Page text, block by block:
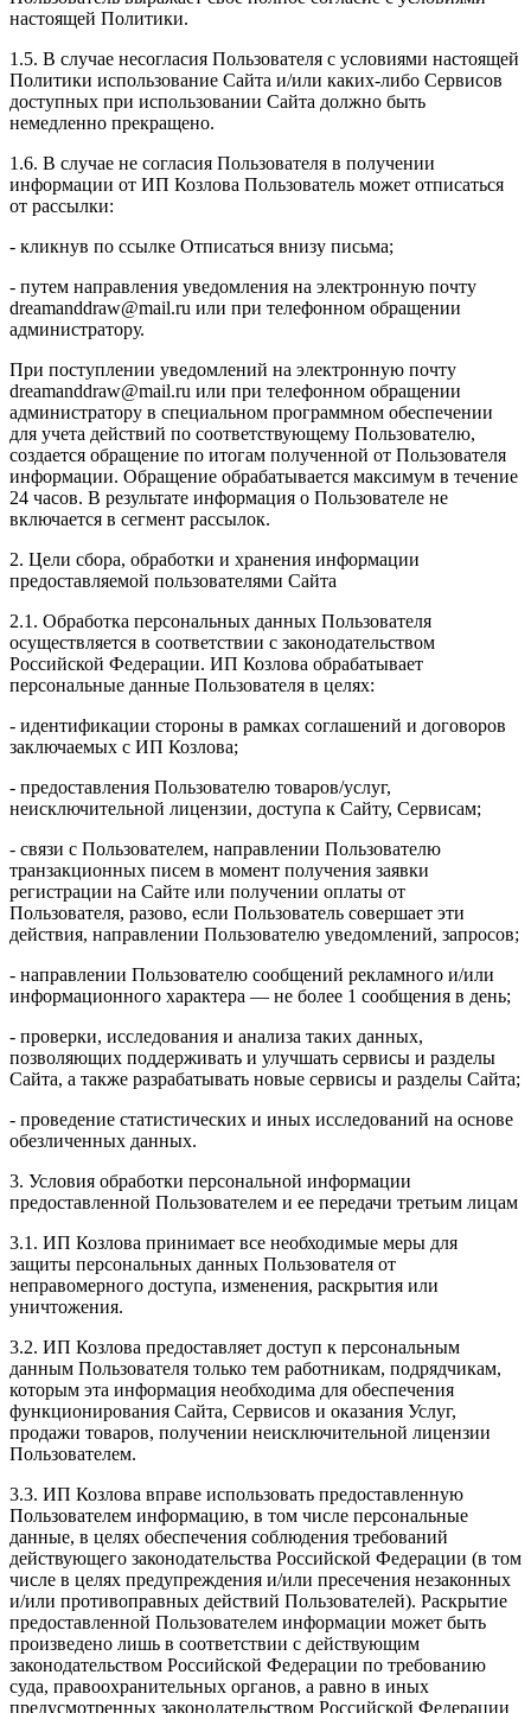
настоящей Политики.
1.5. В случае несогласия Пользователя с условиями настоящей
Политики использование Сайта и/или каких-либо Сервисов
доступных при использовании Сайта должно быть
немедленно прекращено.
1.6. В случае не согласия Пользователя в получении
информации от ИП Козлова Пользователь может отписаться
от рассылки:
- кликнув по ссылке Отписаться внизу письма;
- путем направления уведомления на электронную почту
dreamanddraw@mail.ru или при телефонном обращении
администратору.
При поступлении уведомлений на электронную почту
dreamanddraw@mail.ru или при телефонном обращении
администратору в специальном программном обеспечении
для учета действий по соответствующему Пользователю,
создается обращение по итогам полученной от Пользователя
информации. Обращение обрабатывается максимум в течение
24 часов. В результате информация о Пользователе не
включается в сегмент рассылок.
2. Цели сбора, обработки и хранения информации
предоставляемой пользователями Сайта
2.1. Обработка персональных данных Пользователя
осуществляется в соответствии с законодательством
Российской Федерации. ИП Козловa обрабатывает
персональные данные Пользователя в целях:
- идентификации стороны в рамках соглашений и договоров
заключаемых с ИП Козлова;
- предоставления Пользователю товаров/услуг,
неисключительной лицензии, доступа к Сайту, Сервисам;
- связи с Пользователем, направлении Пользователю
транзакционных писем в момент получения заявки
регистрации на Сайте или получении оплаты от
Пользователя, разово, если Пользователь совершает эти
действия, направлении Пользователю уведомлений, запросов;
- направлении Пользователю сообщений рекламного и/или
информационного характера — не более 1 сообщения в день;
- проверки, исследования и анализа таких данных,
позволяющих поддерживать и улучшать сервисы и разделы
Сайта, а также разрабатывать новые сервисы и разделы Сайта;
- проведение статистических и иных исследований на основе
обезличенных данных.
3. Условия обработки персональной информации
предоставленной Пользователем и ее передачи третьим лицам
3.1. ИП Козлова принимает все необходимые меры для
защиты персональных данных Пользователя от
неправомерного доступа, изменения, раскрытия или
уничтожения.
3.2. ИП Козлова предоставляет доступ к персональным
данным Пользователя только тем работникам, подрядчикам,
которым эта информация необходима для обеспечения
функционирования Сайта, Сервисов и оказания Услуг,
продажи товаров, получении неисключительной лицензии
Пользователем.
3.3. ИП Козлова вправе использовать предоставленную
Пользователем информацию, в том числе персональные
данные, в целях обеспечения соблюдения требований
действующего законодательства Российской Федерации (в том
числе в целях предупреждения и/или пресечения незаконных
и/или противоправных действий Пользователей). Раскрытие
предоставленной Пользователем информации может быть
произведено лишь в соответствии с действующим
законодательством Российской Федерации по требованию
суда, правоохранительных органов, а равно в иных
предусмотренных законодательством Российской Федерации